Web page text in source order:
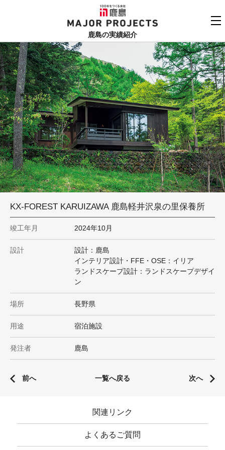
鹿島
MAJOR PROJECTS
鹿島の実績紹介
更新順でみる
用途でさがす
竣工年でさがす
地域でさがす
あいうえお順
関連リンク
よくあるご質問
鹿島建設株式会社
個人情報保護方針
お問い合わせ
KX-FOREST KARUIZAWA 鹿島軽井沢泉の里保養所
竣工年月 2024年10月
設計
設計：鹿島
インテリア設計・FFE・OSE：イリア
ランドスケープ設計：ランドスケープデザイ
ン
場所 長野県
用途 宿泊施設
発注者 鹿島
前へ 一覧へ戻る 次へ
関連リンク
よくあるご質問